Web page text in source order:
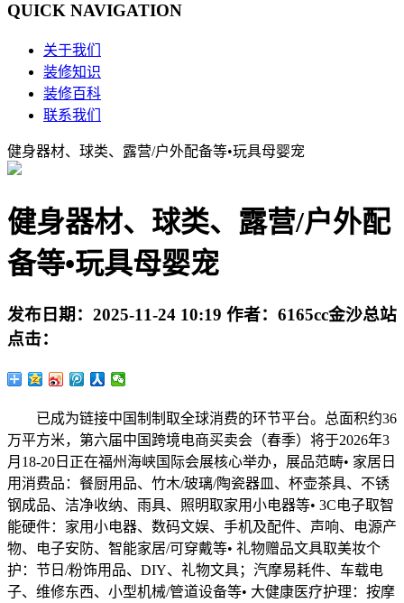
QUICK NAVIGATION
关于我们
装修知识
装修百科
联系我们
健身器材、球类、露营/户外配备等•玩具母婴宠
健身器材、球类、露营/户外配
备等•玩具母婴宠
发布日期： 2025-11-24 10:19 作者： 6165cc金沙总站
点击：
已成为链接中国制制取全球消费的环节平台。总面积约36
万平方米，第六届中国跨境电商买卖会（春季）将于2026年3
月18-20日正在福州海峡国际会展核心举办，展品范畴• 家居日
用消费品：餐厨用品、竹木/玻璃/陶瓷器皿、杯壶茶具、不锈
钢成品、洁净收纳、雨具、照明取家用小电器等• 3C电子取智
能硬件：家用小电器、数码文娱、手机及配件、声响、电源产
物、电子安防、智能家居/可穿戴等• 礼物赠品文具取美妆个
护：节日/粉饰用品、DIY、礼物文具；汽摩易耗件、车载电
子、维修东西、小型机械/管道设备等• 大健康医疗护理：按摩